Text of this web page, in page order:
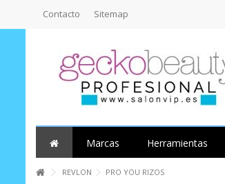
Contacto Sitemap
Marcas Herramientas
REVLON PRO YOU RIZOS